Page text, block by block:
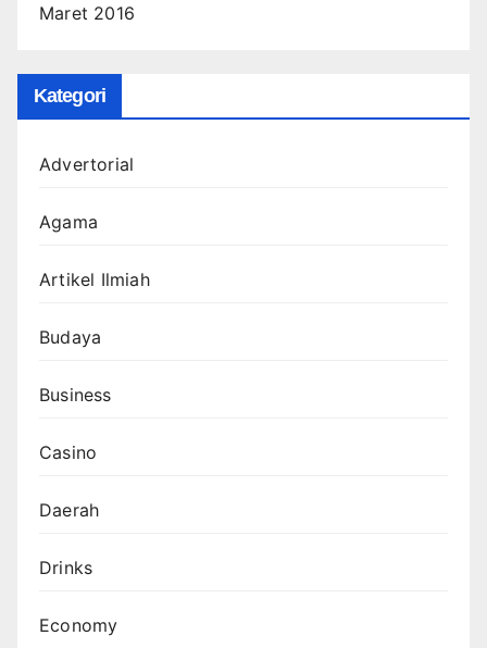
Maret 2016
Kategori
Advertorial
Agama
Artikel Ilmiah
Budaya
Business
Casino
Daerah
Drinks
Economy